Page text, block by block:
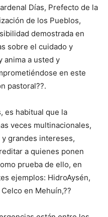
Días, Prefecto de la
de los Pueblos,
demostrada en
sobre el cuidado y
anima a usted y
en este
pastoral??.
es habitual que la
veces multinacionales,
grandes intereses,
a quienes ponen
prueba de ello, en
ejemplos: HidroAysén,
en Mehuín,??